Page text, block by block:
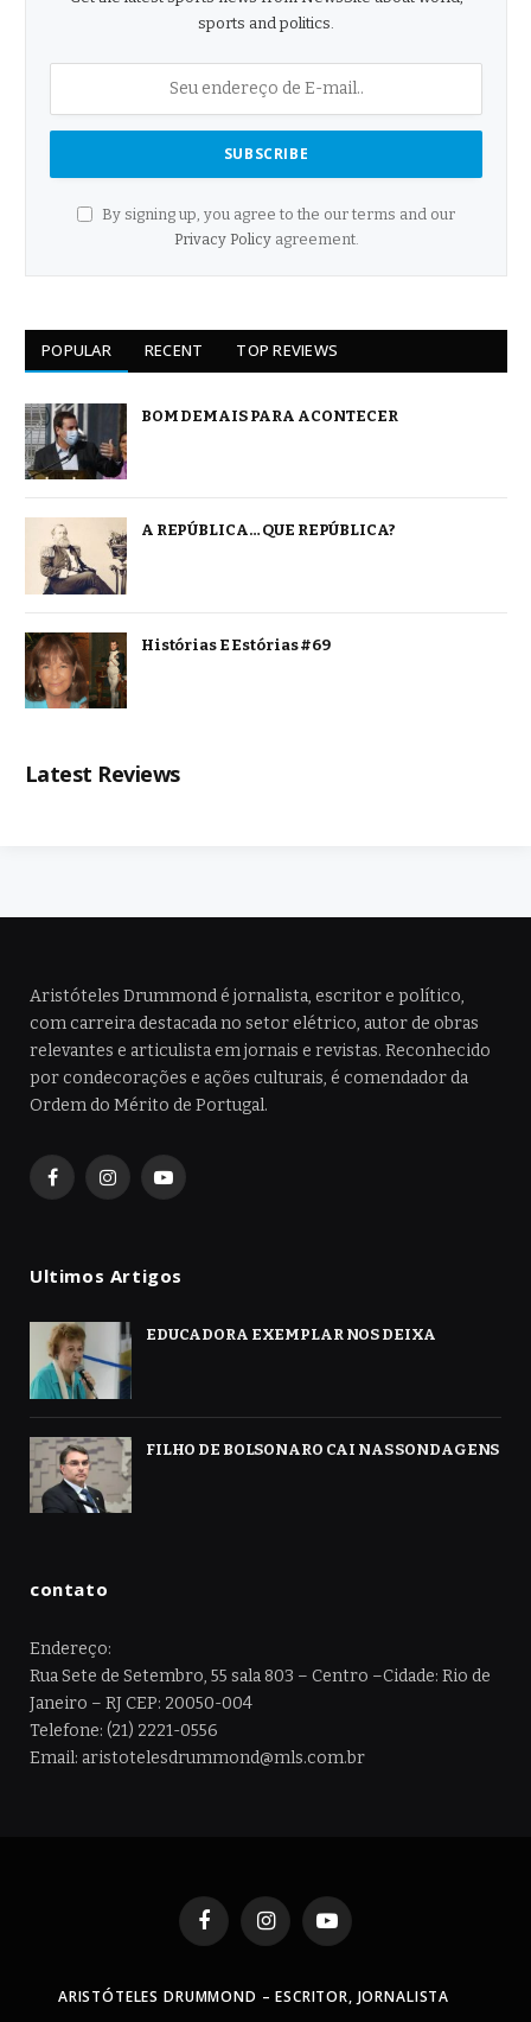
sports and politics.
By signing up, you agree to the our terms and our
Privacy Policyagreement.
POPULAR RECENT TOP REVIEWS
BOM DEMAIS PARA ACONTECER
A REPÚBLICA… QUE REPÚBLICA?
Histórias E Estórias #69
Latest Reviews
Aristóteles Drummond é jornalista, escritor e político,
com carreira destacada no setor elétrico, autor de obras
relevantes e articulista em jornais e revistas. Reconhecido
por condecorações e ações culturais, é comendador da
Ordem do Mérito de Portugal.
FacebookInstagramYouTube
Ultimos Artigos
EDUCADORA EXEMPLAR NOS DEIXA
FILHO DE BOLSONARO CAI NAS SONDAGENS
contato
Endereço:
Rua Sete de Setembro, 55 sala 803 – Centro –Cidade: Rio de
Janeiro – RJ CEP: 20050-004
Telefone: (21) 2221-0556
Email: aristotelesdrummond@mls.com.br
FacebookInstagramYouTube
ARISTÓTELES DRUMMOND – ESCRITOR, JORNALISTA